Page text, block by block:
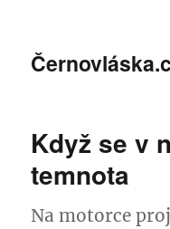
Když se v
temnota
Na motorce